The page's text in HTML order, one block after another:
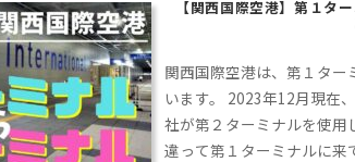
【関西国際空港】第１タ
関西国際空港は、第１タ
います。 2023年12月現在
社が第２ターミナルを使用
違って第１ターミナルに